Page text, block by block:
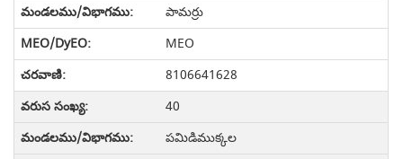
పామర్రు
MEO
8106641628
40
పమిడిముక్కల